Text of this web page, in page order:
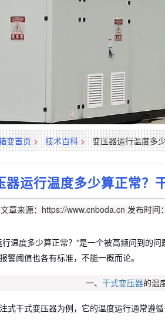
变首页 > 技术百科 > 变压器运行温度多
器运行温度多少算正常？
文章来源：https://www.cnboda.cn 发布时间
行温度多少算正常？”是一个被高频问到的
警阈值也各有标准，不能一概而论。
一、 干式变压器的温
式干式变压器为例，它的温度运行通常遵循